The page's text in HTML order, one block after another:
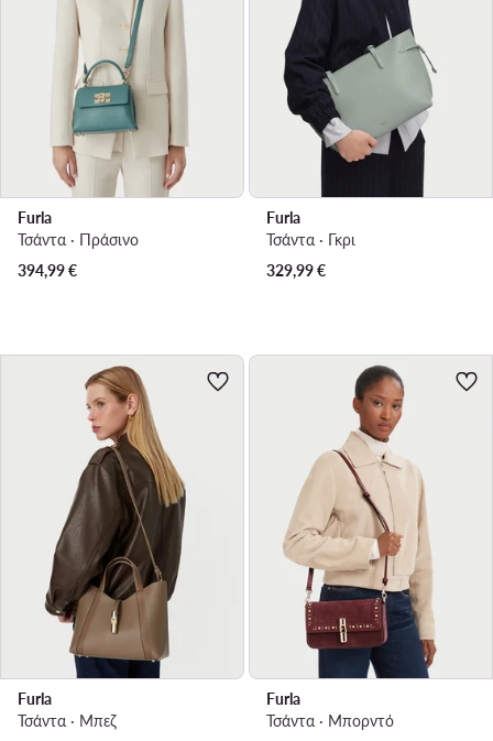
Furla
Τσάντα · Πράσινο
394,99€
Furla
Τσάντα · Γκρι
329,99€
Furla
Τσάντα · Μπεζ
Furla
Τσάντα · Μπορντό